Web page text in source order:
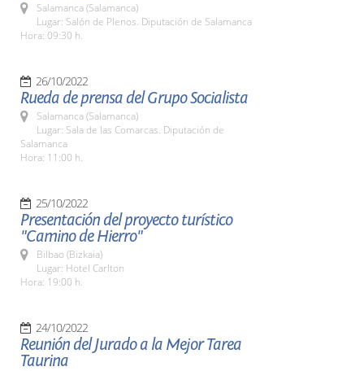
Salamanca (Salamanca)
Lugar: Salón de Plenos. Diputación de Salamanca
Hora: 09:30 h.
26/10/2022
Rueda de prensa del Grupo Socialista
Salamanca (Salamanca)
Lugar: Sala de las Comarcas. Diputación de
Salamanca
Hora: 11:00 h.
25/10/2022
Presentación del proyecto turístico
"Camino de Hierro"
Bilbao (Bizkaia)
Lugar: Hotel Carlton
Hora: 19:00 h.
24/10/2022
Reunión del Jurado a la Mejor Tarea
Taurina